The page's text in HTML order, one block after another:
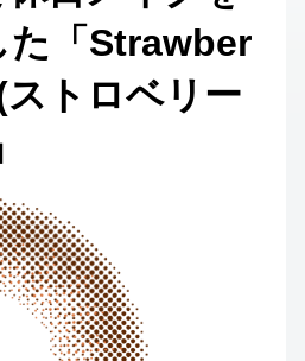
た「Strawber
トロベリー